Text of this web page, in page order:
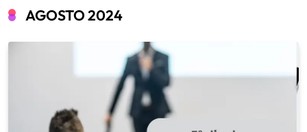
AGOSTO 2024